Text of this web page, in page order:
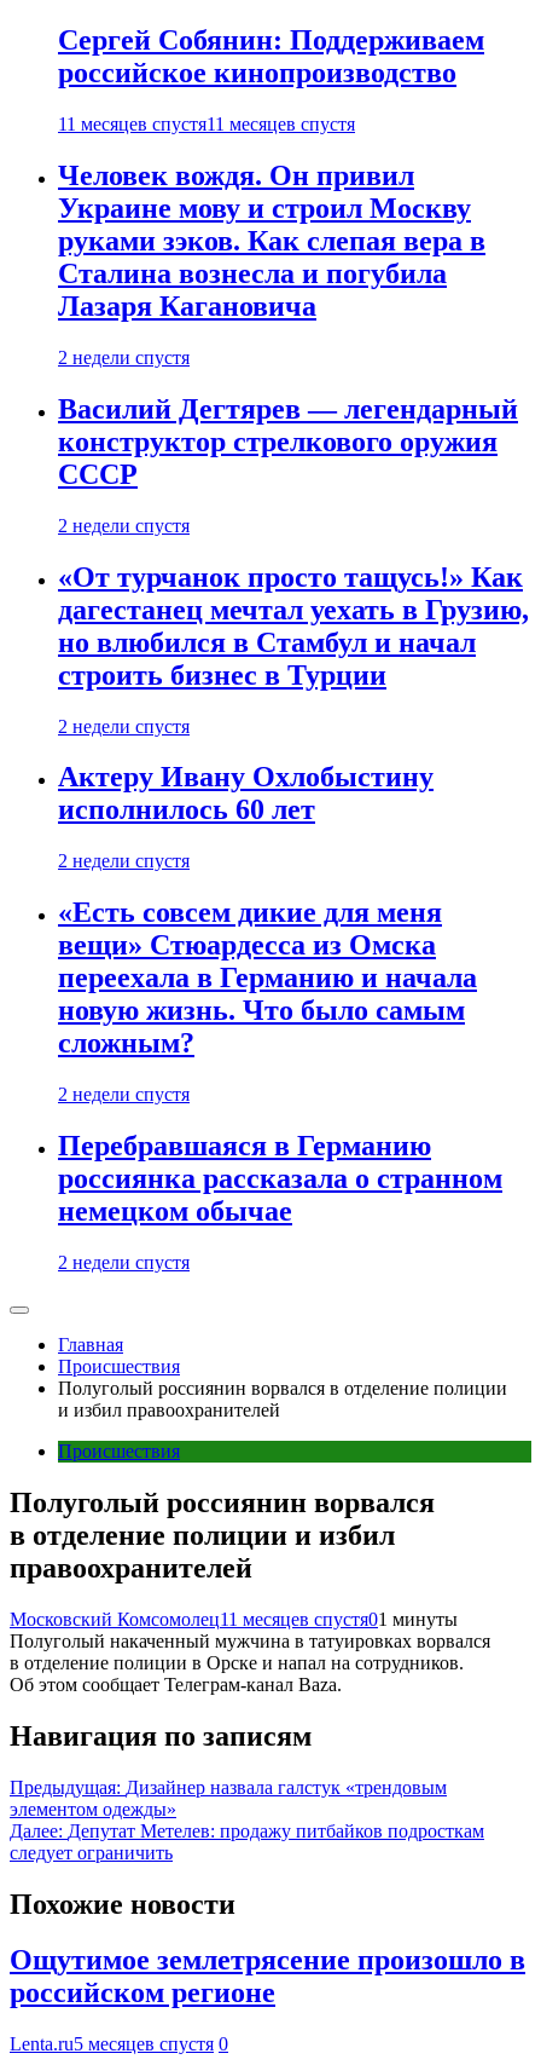
Сергей Собянин: Поддерживаем
российское кинопроизводство
11 месяцев спустя11 месяцев спустя
Человек вождя. Он привил
Украине мову и строил Москву
руками зэков. Как слепая вера в
Сталина вознесла и погубила
Лазаря Кагановича
2 недели спустя
Василий Дегтярев — легендарный
конструктор стрелкового оружия
СССР
2 недели спустя
«От турчанок просто тащусь!» Как
дагестанец мечтал уехать в Грузию,
но влюбился в Стамбул и начал
строить бизнес в Турции
2 недели спустя
Актеру Ивану Охлобыстину
исполнилось 60 лет
2 недели спустя
«Есть совсем дикие для меня
вещи» Стюардесса из Омска
переехала в Германию и начала
новую жизнь. Что было самым
сложным?
2 недели спустя
Перебравшаяся в Германию
россиянка рассказала о странном
немецком обычае
2 недели спустя
Главная
Происшествия
Полуголый россиянин ворвался в отделение полиции
и избил правоохранителей
Происшествия
Полуголый россиянин ворвался
в отделение полиции и избил
правоохранителей
Московский Комсомолец11 месяцев спустя01 минуты
Полуголый накаченный мужчина в татуировках ворвался
в отделение полиции в Орске и напал на сотрудников.
Об этом сообщает Телеграм-канал Baza.
Навигация по записям
Предыдущая: Дизайнер назвала галстук «трендовым
элементом одежды»
Далее: Депутат Метелев: продажу питбайков подросткам
следует ограничить
Похожие новости
Ощутимое землетрясение произошло в
российском регионе
Lenta.ru5 месяцев спустя 0